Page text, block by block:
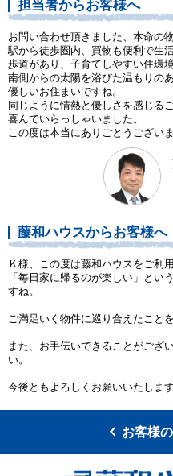
担当者からお客様へ
お問い合わせ頂きました、本命の
駅から徒歩圏内、買物も便利で生
歩道があり、子育てしやすい住環
南側からの太陽を浴びた温もりの
優しいお住まいですね。
同じように情熱と優しさを感じる
喜んでいらっしゃいました。
この度は本当にありごとうござい
藤和ハウスからお客様へ
Ｋ様、この度は藤和ハウスをご利
「毎日家に帰るのが楽しい」とい
すね。
ご満足いく物件に巡り合えたこと
また、お手伝いできることがござ
い。
今後ともよろしくお願いいたします
お客様